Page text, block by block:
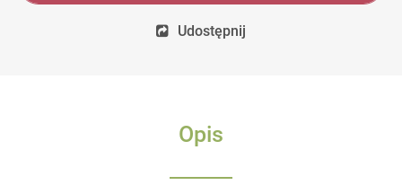
Udostępnij
Opis